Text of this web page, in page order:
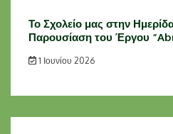
Το Σχολείο μας στην
Παρουσίαση του Έργου
1 Ιουνίου 2026